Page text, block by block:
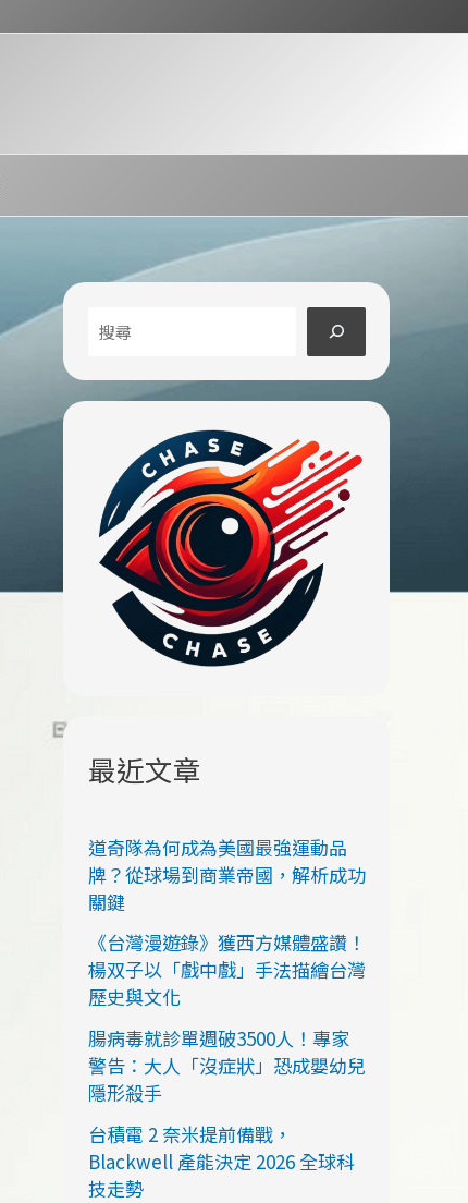
搜
最近文章
道奇隊為何成為美國最強運動品
牌？從球場到商業帝國，解析成功
關鍵
《台灣漫遊錄》獲西方媒體盛讚！
楊双子以「戲中戲」手法描繪台灣
歷史與文化
腸病毒就診單週破3500人！專家
警告：大人「沒症狀」恐成嬰幼兒
隱形殺手
台積電 2 奈米提前備戰，
Blackwell 產能決定 2026 全球科
技走勢